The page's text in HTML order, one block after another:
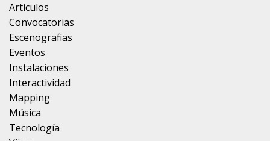
Artículos
Convocatorias
Escenografias
Eventos
Instalaciones
Interactividad
Mapping
Música
Tecnología